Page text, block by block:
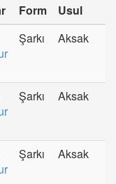
Form
Usul
Şarkı Aksak
Şarkı Aksak
Şarkı Aksak